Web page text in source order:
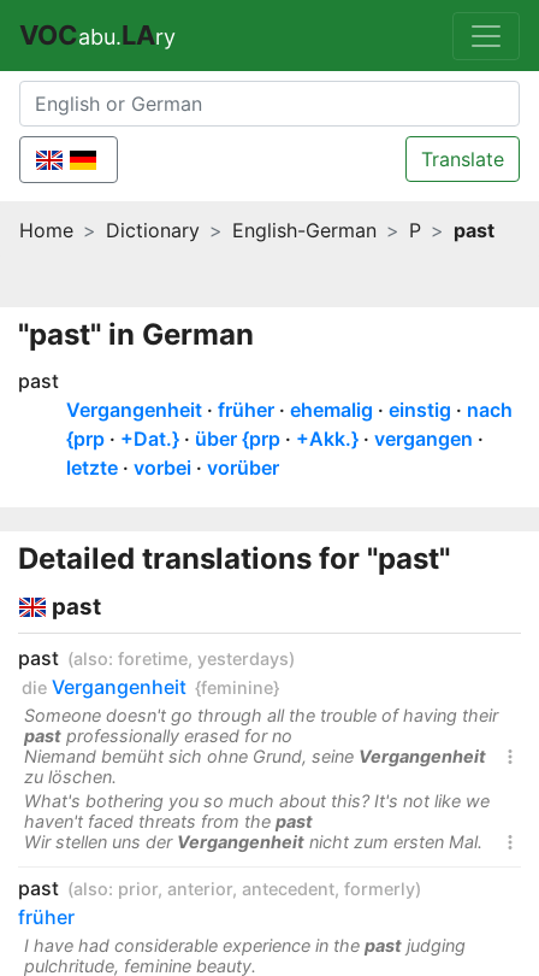
VOCabu.LAry
Translate
Home Dictionary English-German P past
"past" in German
past
Vergangenheit
früher ehemalig einstig
nach
{prp
+Dat.} über {prp +Akk.}
vergangen
letzte
vorbei vorüber
Detailed translations for "past"
past
past (also: foretime, yesterdays)
die Vergangenheit {feminine}
Someone doesn't go through all the trouble of having their
past professionally erased for no

Niemand bemüht sich ohne Grund, seine Vergangenheit
zu löschen.
What's bothering you so much about this? It's not like we
haven't faced threats from the past

Wir stellen uns der Vergangenheit nicht zum ersten Mal.
past (also: prior, anterior, antecedent, formerly)
früher
I have had considerable experience in the past judging
pulchritude, feminine beauty.